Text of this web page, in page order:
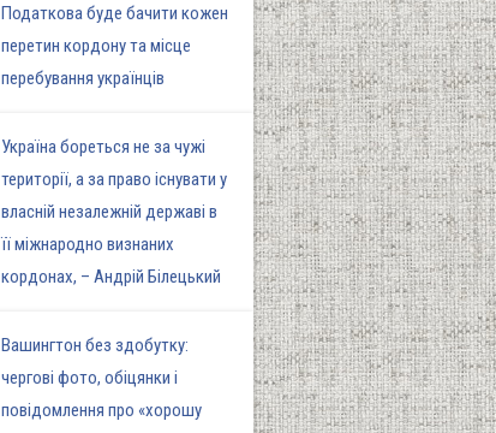
Податкова буде бачити кожен
перетин кордону та місце
перебування українців
Україна бореться не за чужі
території, а за право існувати у
власній незалежній державі в
її міжнародно визнаних
кордонах, – Андрій Білецький
Вашингтон без здобутку:
чергові фото, обіцянки і
повідомлення про «хорошу